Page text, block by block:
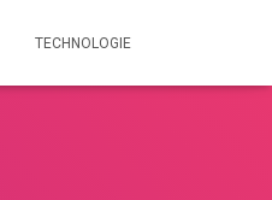
TECHNOLOGIE